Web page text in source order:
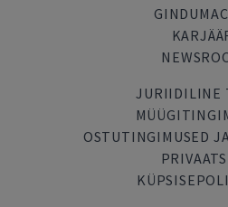
JURIIDILINE
OSTUTINGIMUSED